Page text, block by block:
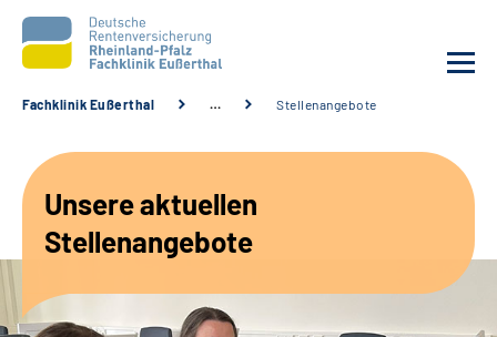
Unsere Angebote
Karriere
Fachklinik Eußerthal … Stellenangebote
Unsere aktuellen
Stellenangebote